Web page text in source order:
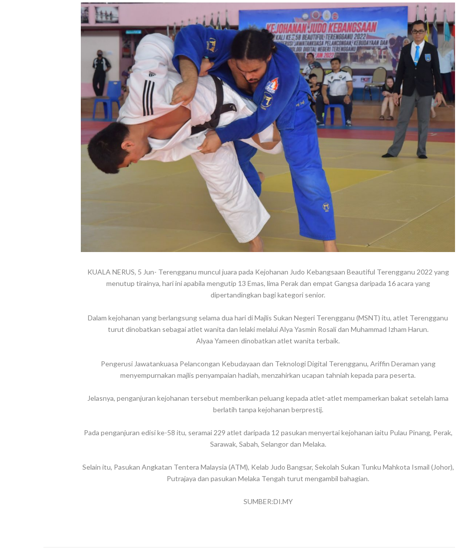
KUALA NERUS, 5 Jun- Terengganu muncul juara pada Kejohanan Judo Kebangsaan Beautiful Terengganu 2022 yang
menutup tirainya, hari ini apabila mengutip 13 Emas, lima Perak dan empat Gangsa daripada 16 acara yang
dipertandingkan bagi kategori senior.
Dalam kejohanan yang berlangsung selama dua hari di Majlis Sukan Negeri Terengganu (MSNT) itu, atlet Terengganu
turut dinobatkan sebagai atlet wanita dan lelaki melalui Alya Yasmin Rosali dan Muhammad Izham Harun.
Alyaa Yameen dinobatkan atlet wanita terbaik.
Pengerusi Jawatankuasa Pelancongan Kebudayaan dan Teknologi Digital Terengganu, Ariffin Deraman yang
menyempurnakan majlis penyampaian hadiah, menzahirkan ucapan tahniah kepada para peserta.
Jelasnya, penganjuran kejohanan tersebut memberikan peluang kepada atlet-atlet mempamerkan bakat setelah lama
berlatih tanpa kejohanan berprestij.
Pada penganjuran edisi ke-58 itu, seramai 229 atlet daripada 12 pasukan menyertai kejohanan iaitu Pulau Pinang, Perak,
Sarawak, Sabah, Selangor dan Melaka.
Selain itu, Pasukan Angkatan Tentera Malaysia (ATM), Kelab Judo Bangsar, Sekolah Sukan Tunku Mahkota Ismail (Johor),
Putrajaya dan pasukan Melaka Tengah turut mengambil bahagian.
SUMBER:DI.MY